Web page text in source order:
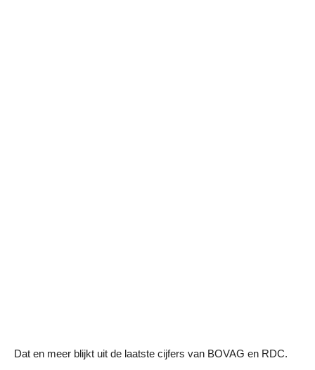
Dat en meer blijkt uit de laatste cijfers van BOVAG en RDC.